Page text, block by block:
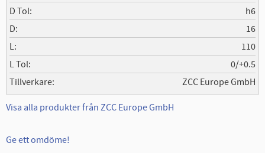
D Tol
h6
D
16
L
110
L Tol
0/+0.5
Tillverkare
ZCC Europe GmbH
Visa alla produkter från ZCC Europe GmbH
Ge ett omdöme!